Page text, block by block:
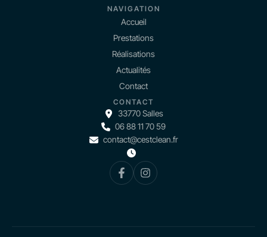
NAVIGATION
Accueil
Prestations
Réalisations
Actualités
Contact
CONTACT
33770 Salles
06 88 11 70 59
contact@cestclean.fr